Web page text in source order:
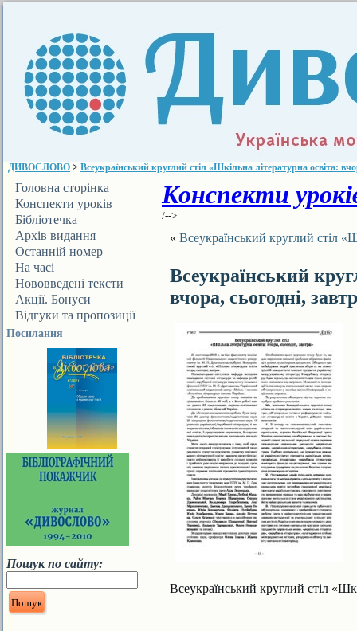
ДИВОСЛОВО > Всеукраїнський круглий стіл «Шкільна літературна освіта:
Головна сторінка
Конспекти уроків
Бібліотечка
ДИВОСЛОВА
Архів видання
Останній номер
На часі
Нововведені тексти
Акції. Бонуси
Відгуки та пропозиції
Посилання
Пошук по сайту:
Конспекти
/-->
« Всеукраїнський круглий стіл
Всеукраїнський
вчора, сьогодні,
Всеукраїнський круглий стіл